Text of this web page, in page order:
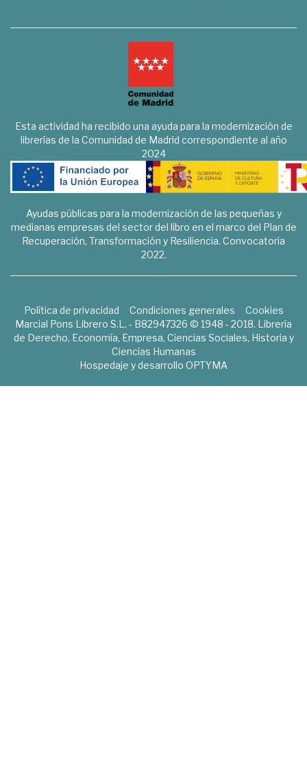
Esta actividad ha recibido una ayuda para la modernización de
librerías de la Comunidad de Madrid correspondiente al año
2024
Ayudas públicas para la modernización de las pequeñas y
medianas empresas del sector del libro en el marco del Plan de
Recuperación, Transformación y Resiliencia. Convocatoria
2022.
Política de privacidad Condiciones generales
Cookies
Marcial Pons Librero S.L. - B82947326 © 1948 - 2018. Librería
de Derecho, Economía, Empresa, Ciencias Sociales, Historia y
Ciencias Humanas
Hospedaje y desarrollo OPTYMA